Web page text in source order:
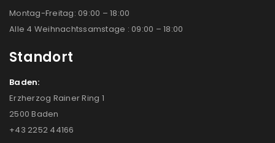
Montag-Freitag: 09:00 – 18:00
Alle 4 Weihnachtssamstage : 09:00 – 18:00
Standort
Baden:
Erzherzog Rainer Ring 1
2500 Baden
+43 2252 44166